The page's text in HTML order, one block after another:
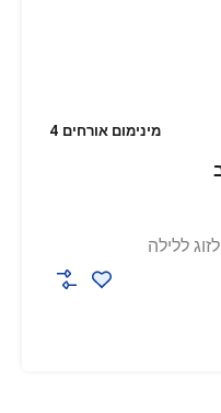
מינימום אורחים 4
לזוג ללילה